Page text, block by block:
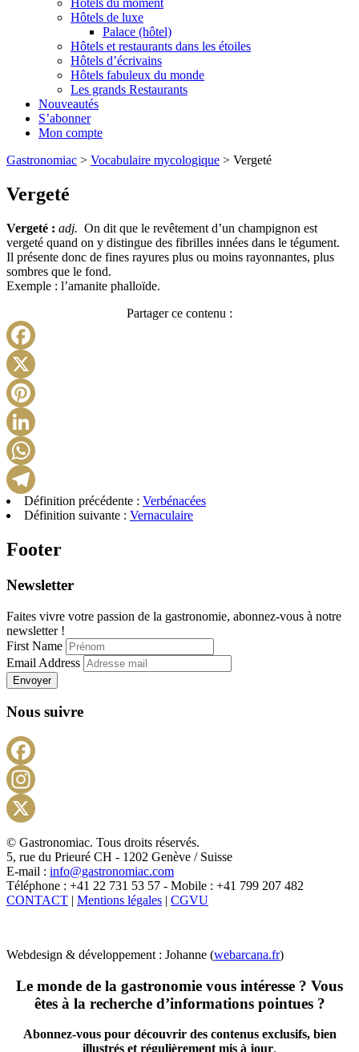
Hôtels du moment
Hôtels de luxe
Palace (hôtel)
Hôtels et restaurants dans les étoiles
Hôtels d’écrivains
Hôtels fabuleux du monde
Les grands Restaurants
Nouveautés
S’abonner
Mon compte
Gastronomiac > Vocabulaire mycologique > Vergeté
Vergeté
Vergeté : adj. On dit que le revêtement d’un champignon est
vergeté quand on y distingue des fibrilles innées dans le tégument.
Il présente donc de fines rayures plus ou moins rayonnantes, plus
sombres que le fond.
Exemple : l’amanite phalloïde.
Partager ce contenu :
Telegram
Définition précédente : Verbénacées
Définition suivante : Vernaculaire
Footer
Newsletter
Faites vivre votre passion de la gastronomie, abonnez-vous à notre
newsletter !
First Name
Email Address
Envoyer
Nous suivre
X
© Gastronomiac. Tous droits réservés.
5, rue du Prieuré CH - 1202 Genève / Suisse
E-mail : info@gastronomiac.com
Téléphone : +41 22 731 53 57 - Mobile : +41 799 207 482
CONTACT | Mentions légales | CGVU
Webdesign & développement : Johanne (webarcana.fr)
Le monde de la gastronomie vous intéresse ? Vous
êtes à la recherche d’informations pointues ?
Abonnez-vous pour découvrir des contenus exclusifs, bien
illustrés et régulièrement mis à jour.